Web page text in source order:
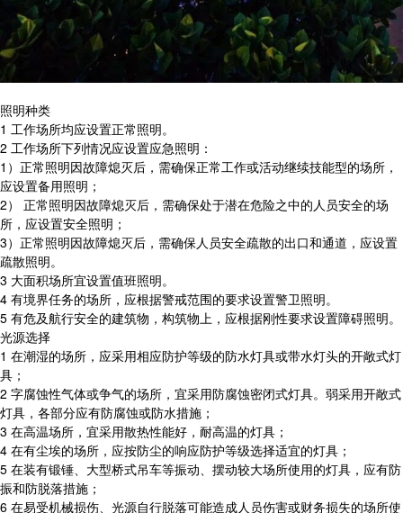
照明种类
1 工作场所均应设置正常照明。
2 工作场所下列情况应设置应急照明：
1）正常照明因故障熄灭后，需确保正常工作或活动继续技能型的场所，
应设置备用照明；
2） 正常照明因故障熄灭后，需确保处于潜在危险之中的人员安全的场
所，应设置安全照明；
3）正常照明因故障熄灭后，需确保人员安全疏散的出口和通道，应设置
疏散照明。
3 大面积场所宜设置值班照明。
4 有境界任务的场所，应根据警戒范围的要求设置警卫照明。
5 有危及航行安全的建筑物，构筑物上，应根据刚性要求设置障碍照明。
光源选择
1 在潮湿的场所，应采用相应防护等级的防水灯具或带水灯头的开敞式灯
具；
2 字腐蚀性气体或争气的场所，宜采用防腐蚀密闭式灯具。弱采用开敞式
灯具，各部分应有防腐蚀或防水措施；
3 在高温场所，宜采用散热性能好，耐高温的灯具；
4 在有尘埃的场所，应按防尘的响应防护等级选择适宜的灯具；
5 在装有锻锤、大型桥式吊车等振动、摆动较大场所使用的灯具，应有防
振和防脱落措施；
6 在易受机械损伤、光源自行脱落可能造成人员伤害或财务损失的场所使